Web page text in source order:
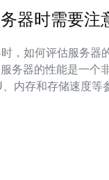
器时需要注
，如何评估服务器
务器的性能是一个
内存和存储速度等
SSD或HDD）。此